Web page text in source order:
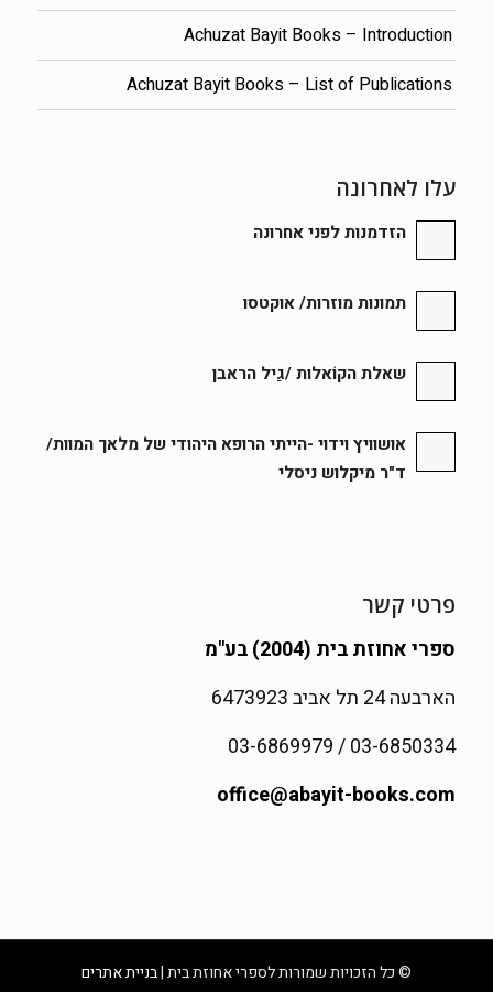
Achuzat Bayit Books – Introduction
Achuzat Bayit Books – List of Publications
עלו לאחרונה
הזדמנות לפני אחרונה
תמונות מוזרות/ אוקטסו
שאלת הקוֹאלות /גַיל הראבן
אושוויץ וידוי -הייתי הרופא היהודי של מלאך המוות/
ד"ר מיקלוש ניסלי
פרטי קשר
ספרי אחוזת בית (2004) בע"מ
הארבעה 24 תל אביב 6473923
03-6850334 / 03-6869979
office@abayit-books.com
© כל הזכויות שמורות לספרי אחוזת בית |בניית אתרים